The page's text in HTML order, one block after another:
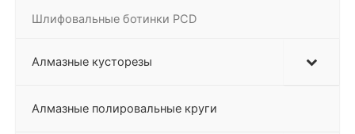
Шлифовальные ботинки PCD
Алмазные кусторезы
Алмазные полировальные круги